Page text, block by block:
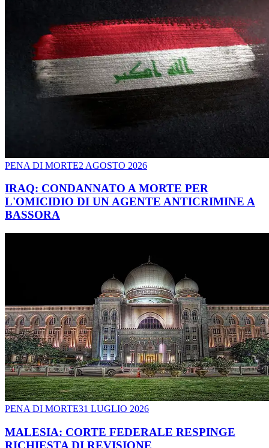
PENA DI MORTE2 AGOSTO 2026
IRAQ: CONDANNATO A MORTE PER
L'OMICIDIO DI UN AGENTE ANTICRIMINE A
BASSORA
PENA DI MORTE31 LUGLIO 2026
MALESIA: CORTE FEDERALE RESPINGE
RICHIESTA DI REVISIONE